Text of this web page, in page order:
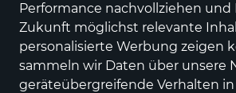
Performance nachvollziehen und
Zukunft möglichst relevante
personalisierte Werbung zeigen
sammeln wir Daten über unsere
geräteübergreifende Verhalten